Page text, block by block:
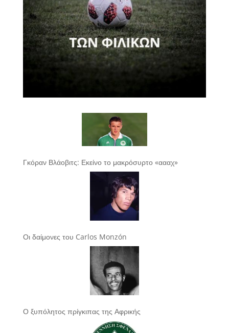
Γκόραν Βλάοβιτς: Εκείνο το μακρόσυρτο «αααχ»
Οι δαίμονες του Carlos Monzón
Ο ξυπόλητος πρίγκιπας της Αφρικής